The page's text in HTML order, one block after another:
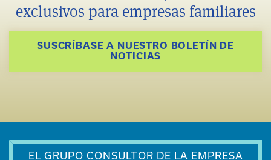
exclusivos para empresas familiares
SUSCRÍBASE A NUESTRO BOLETÍN DE
NOTICIAS
EL GRUPO CONSULTOR DE LA EMPRESA